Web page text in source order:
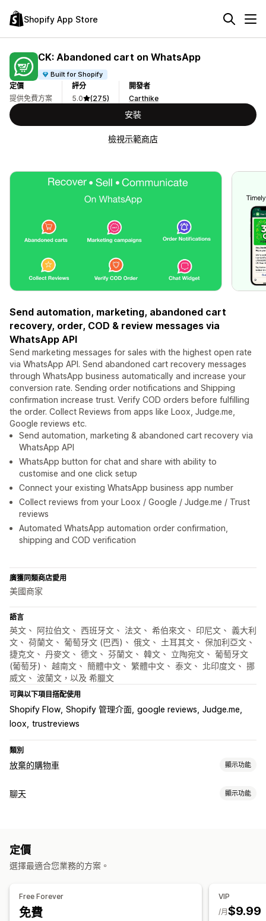
Shopify App Store
CK: Abandoned cart on WhatsApp
Built for Shopify
定價
提供免費方案
評分
5.0
(275)
開發者
Carthike
安裝
檢視示範商店
Send automation, marketing, abandoned cart
recovery, order, COD & review messages via
WhatsApp API
Send marketing messages for sales with the highest open rate
via WhatsApp API. Send abandoned cart recovery messages
through WhatsApp business automatically and increase your
conversion rate. Sending order notifications and Shipping
confirmation increase trust. Verify COD orders before fulfilling
the order. Collect Reviews from apps like Loox, Judge.me,
Google reviews etc.
Send automation, marketing & abandoned cart recovery via
WhatsApp API
WhatsApp button for chat and share with ability to
customise and one click setup
Connect your existing WhatsApp business app number
Collect reviews from your Loox / Google / Judge.me / Trust
reviews
Automated WhatsApp automation order confirmation,
shipping and COD verification
廣獲同類商店愛用
美國商家
語言
英文、 阿拉伯文、 西班牙文、 法文、 希伯來文、 印尼文、 義大利
文、 荷蘭文、 葡萄牙文 (巴西)、 俄文、 土耳其文、 保加利亞文、
捷克文、 丹麥文、 德文、 芬蘭文、 韓文、 立陶宛文、 葡萄牙文
(葡萄牙)、 越南文、 簡體中文、 繁體中文、 泰文、 北印度文、 挪
威文、 波蘭文，以及 希臘文
可與以下項目搭配使用
Shopify Flow Shopify 管理介面 google reviews Judge.me
loox trustreviews
類別
放棄的購物車 顯示功能
購物車提醒
觸發條件
聊天 顯示功能
自訂
定價
選擇最適合您業務的方案。
Free Forever
免費
VIP
$9.99
/月